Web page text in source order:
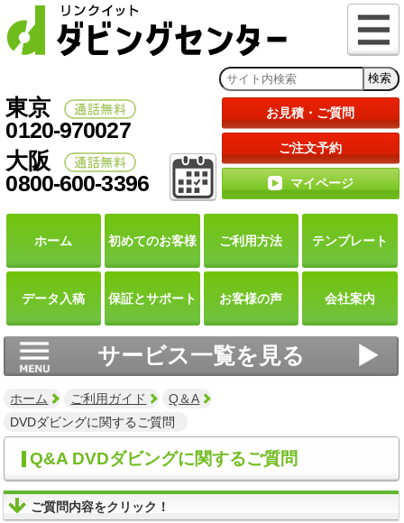
お見積・ご質問
ご注文予約
マイページ
東京
0120-970027
大阪
0800-600-3396
ホーム 初めてのお客様 ご利用方法 テンプレート
データ 入稿 保証とサポート お客様の声 会社案内
サービス一覧を見る
ホーム ご利用ガイド
Q＆A
DVDダビングに関するご質問
Q&A DVDダビングに関するご質問
ご質問内容をクリック！